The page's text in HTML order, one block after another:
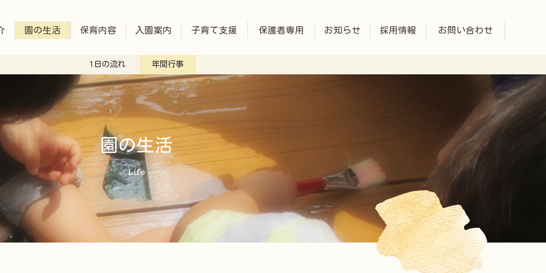
園の生活 保育内容 入園案内 子育て支援 保護者専用 お知らせ 採用情報 お問い合わせ
1日の流れ 年間行事
園の生活
Life